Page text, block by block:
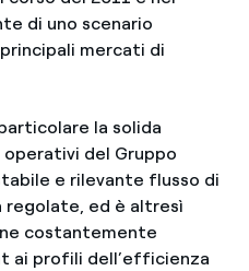
di uno scenario
mercati di
la solida
del Gruppo
e rilevante flusso di
ed è altresì
costantemente
ai profili dell’efficienza